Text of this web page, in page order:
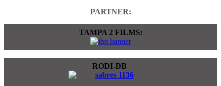
PARTNER:
TAMPA 2 FILMS:
RODI-DB